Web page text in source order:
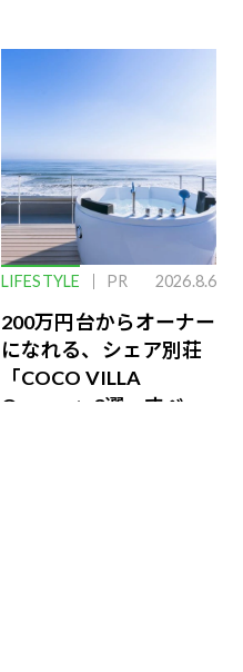
LIFESTYLE PR 2026.8.6
200万円台からオーナー
になれる、シェア別荘
「COCO VILLA
Owners」3選。すべて